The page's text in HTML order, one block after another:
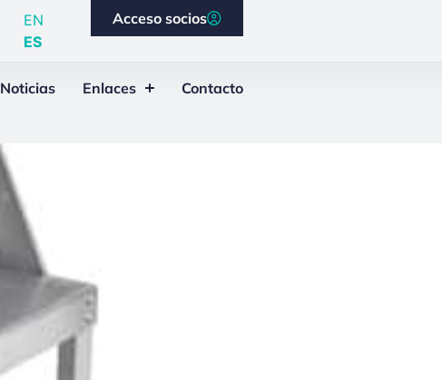
EN
ES
Acceso socios
Noticias Enlaces Contacto